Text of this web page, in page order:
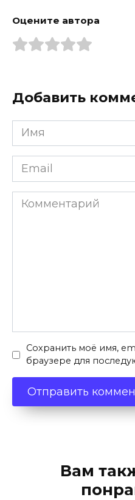
Оцените автора
Добавить
Имя
*
Email
*
Комментарий
Сохранить моё имя,
браузере для
Вам